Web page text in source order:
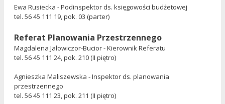
Ewa Rusiecka - Podinspektor ds. księgowości budżetowej
tel. 56 45 111 19, pok. 03 (parter)
Referat Planowania Przestrzennego
Magdalena Jałowiczor-Bucior - Kierownik Referatu
tel. 56 45 111 24, pok. 210 (II piętro)
Agnieszka Maliszewska - Inspektor ds. planowania
przestrzennego
tel. 56 45 111 23, pok. 211 (II piętro)